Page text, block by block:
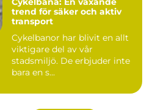
trend för säker och aktiv
transport
Cykelbanor har blivit en allt
viktigare del av vår
stadsmiljö. De erbjuder inte
bara en s...